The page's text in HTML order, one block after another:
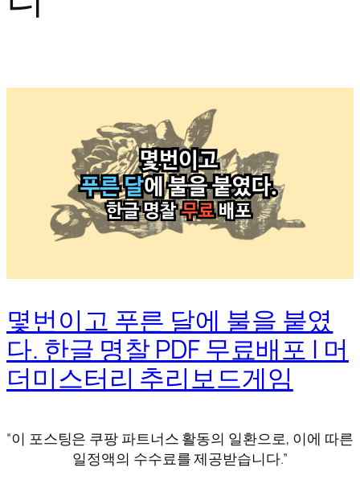
몇번이고 푸른 달에 불을 붙였
다. 한글 명찰 PDF 무료배포 | 머
더미스터리 추리보드게임
“이 포스팅은 쿠팡 파트너스 활동의 일환으로, 이에 따른
일정액의 수수료를 제공받습니다.”